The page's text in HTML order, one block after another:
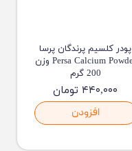
پودر کلسیم پرندگان پرسا
Persa Calcium Powder وزن
200 گرم
۴۴۰,۰۰۰ تومان
افزودن